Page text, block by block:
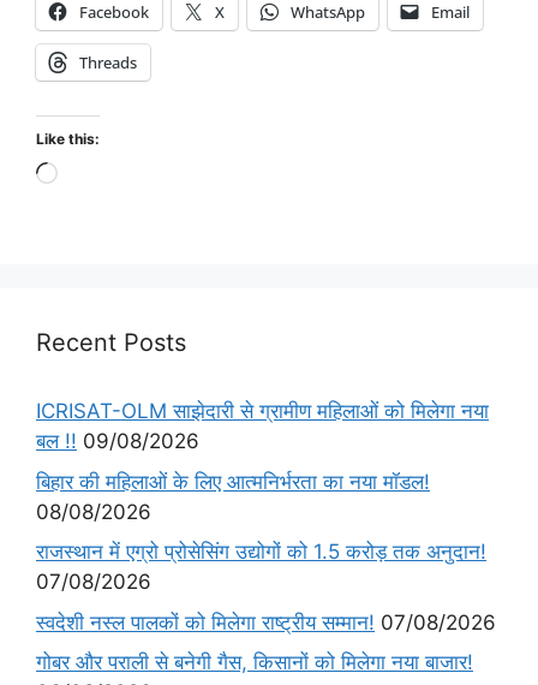
Facebook X WhatsApp Email
Threads
Like this:
Recent Posts
ICRISAT-OLM साझेदारी से ग्रामीण महिलाओं को मिलेगा नया
बल !! 09/08/2026
बिहार की महिलाओं के लिए आत्मनिर्भरता का नया मॉडल!
08/08/2026
राजस्थान में एग्रो प्रोसेसिंग उद्योगों को 1.5 करोड़ तक अनुदान!
07/08/2026
स्वदेशी नस्ल पालकों को मिलेगा राष्ट्रीय सम्मान! 07/08/2026
गोबर और पराली से बनेगी गैस, किसानों को मिलेगा नया बाजार!